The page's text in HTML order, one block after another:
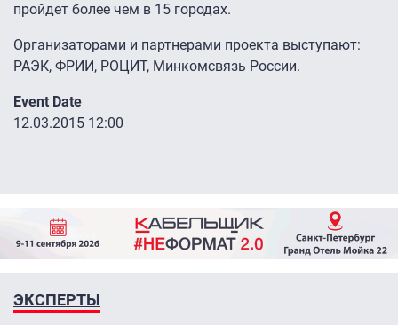
пройдет более чем в 15 городах.
Организаторами и партнерами проекта выступают:
РАЭК, ФРИИ, РОЦИТ, Минкомсвязь России.
Event Date
12.03.2015 12:00
ЭКСПЕРТЫ